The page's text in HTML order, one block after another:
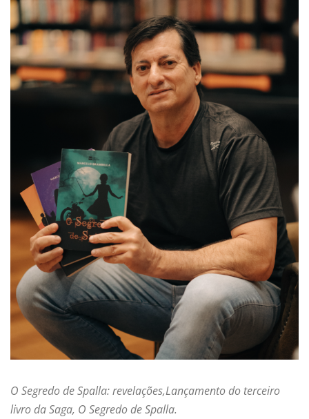
O Segredo de Spalla: revelações,Lançamento do terceiro
livro da Saga, O Segredo de Spalla.